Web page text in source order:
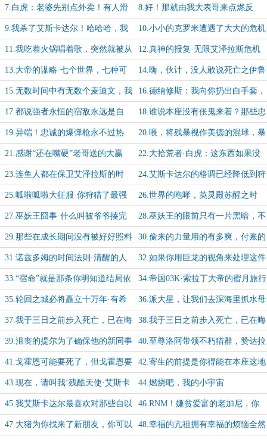
得自己没准还能挣扎一下 发动攻击且优势极大！啊，无敌提尔
倒下了
7.白虎：老婆先别点外卖！有人滑
铲上门了
8.好！那就由我大表哥来点燃反
抗“白虎暴政”的第一把火
9.我杀了艾斯卡达尔！哈哈哈，我
天下无敌啊！
10.小小的克罗米遭遇了大大的危机
·小心眼的白虎准备寻仇
11.我吃着火锅唱着歌，突然就被从
天而降的瞎子给打了
12.真神的报复·无限艾泽拉斯危机
初登场-为霍整挺好兄弟加更【1/5】
13.大帝的谋略·七个世界，七种可
能，七道罪孽铸成这“七界战争”
14.嗨，伙计，没人敢说死亡之伊鲁
古勒是卑微的鱼人！-加更【3/5】
15.无数时间中有无数个麦迪文，我
们至今没找到最离谱的那个
16.德纳修斯：我向你扔出白手套，
来吧，大自然！-加更【5/5】
17.都说强者永恒的宿敌永远是自
己...
18.谁说本座没有伥鬼来着？那些忠
不可言的“伥鬼”可太厉害啦！
19.异端！忠诚的爆弹枪永不过热
啊！
20.喂，将残暴视作美德的混球，暴
力抗法可不会有什么好结果的哦
21.感谢“还在嘴硬”老哥送的大赢
经，好人一生平安
22.大拾荒者·白虎：这东西如果没
人要那我就捡走了哦
23.连鱼人都在保卫艾泽拉斯的时
候，入侵者们的末日也就来啦
24.艾斯卡达尔的格调已经降低到狩
猎鱼人都需要认真的程度了
25.呱啦呱啦大征服·你狩猎了最强
鱼人，你就是最强鱼人
26.世界的咆哮，英灵殿苏醒之时
27.巫妖王囧事·什么叫被爷爷揍完
被爸爸揍，最后还要被自己揍？
28.巫妖王的眼前只有一片黑暗，不
管是哪个
29.那些在成长期间没有被好好照料
的姑娘们长大后就会变成怪物！
30.偷来的力量用的有多爽，付账的
时候你就有多惨
31.诺兹多姆的时间法则·清醒的人
最绝望
32.如果你用巨龙的视角来处理这件
事那就是无解，幸好本座是野兽
33.“宿命”就是那条你明知道结局依
然会义无反顾踏上的道路
34.帝国03K·索拉丁大帝的蜜月旅行
35.轮回之城必将矗立十万年·有希
望的灵魂才不会发疯
36.派大星，让我们去深海里抓水母
吧！
37.我于三日之前步入死亡，已在晦
暗之中埋入未来的种子（上）
38.我于三日之前步入死亡，已在晦
暗之中埋入未来的种子（下）
39.沮丧的提尔为了确保他的新同事
不被打死而绞尽脑汁
40.至尊洛阿带领不朽猎群，赞达拉
必将万古长存！
41.戈霍恩可能要死了，但戈霍恩要
死了不太可能
42.寄生的前提是你得能在本座这地
狱般的生态循环里活下来啊！
43.现在，请叫我‘残酷天使·艾斯卡
达尔’！
44.燃烧吧，我的小宇宙
45.我艾斯卡达尔最喜欢对那些自以
为是的原力说“不”！
46.RNM！嫌贫爱富的老加尼，你
背叛了卑微者兄弟！
47.大猪为你找来了新朋友，你可以 48.幸福的亢祖拥有幸福的烦恼全然